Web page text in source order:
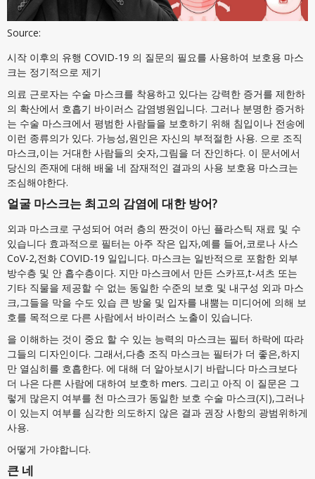
Source:
시작 이후의 유행 COVID-19 의 질문의 필요를 사용하여 보호용 마스
크는 정기적으로 제기
의료 근로자는 수술 마스크를 착용하고 있다는 강력한 증거를 제한하
의 확산에서 호흡기 바이러스 감염병원입니다. 그러나 분명한 증거하
는 수술 마스크에서 평범한 사람들을 보호하기 위해 침입이나 전송에
이런 종류의가 있다. 가능성,원인은 자신의 부적절한 사용. 으로 조직
마스크,이는 거대한 사람들의 숫자,그림을 더 잔인하다. 이 문서에서
당신의 존재에 대해 배울 네 잠재적인 결과의 사용 보호용 마스크는
조심해야한다.
얼굴 마스크는 최고의 감염에 대한 방어?
외과 마스크로 구성되어 여러 층의 짠것이 아닌 플라스틱 재료 및 수
있습니다 효과적으로 필터는 아주 작은 입자,예를 들어,코로나 사스
CoV-2,전화 COVID-19 일입니다. 마스크는 일반적으로 포함한 외부
방수층 및 안 흡수층이다. 지만 마스크에서 만든 스카프,t-셔츠 또는
기타 직물을 제공할 수 없는 동일한 수준의 보호 및 내구성 외과 마스
크,그들을 막을 수도 있습 큰 방울 및 입자를 내뿜는 미디어에 의해 보
호를 목적으로 다른 사람에서 바이러스 노출이 있습니다.
을 이해하는 것이 중요 할 수 있는 능력의 마스크는 필터 하락에 따라
그들의 디자인이다. 그래서,다층 조직 마스크는 필터가 더 좋은,하지
만 열심히를 호흡한다. 에 대해 더 알아보시기 바랍니다 마스크보다
더 나은 다른 사람에 대하여 보호하 mers. 그리고 아직 이 질문은 그
렇게 많은지 여부를 천 마스크가 동일한 보호 수술 마스크(지),그러나
이 있는지 여부를 심각한 의도하지 않은 결과 권장 사항의 광범위하게
사용.
어떻게 가야합니다.
큰 네